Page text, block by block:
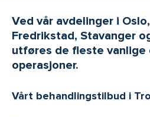
Ved vår avdelinger i
Fredrikstad, Stavanger
utføres de fleste vanlige
operasjoner.
Vårt behandlingstilbud i